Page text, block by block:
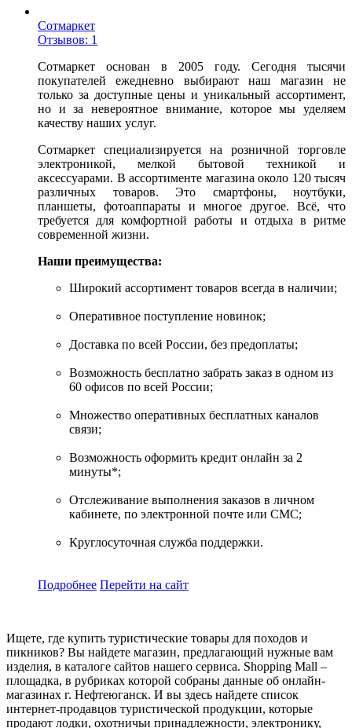
Сотмаркет
Отзывов: 1
Сотмаркет основан в 2005 году. Сегодня тысячи
покупателей ежедневно выбирают наш магазин не
только за доступные цены и уникальный ассортимент,
но и за невероятное внимание, которое мы уделяем
качеству наших услуг.
Сотмаркет специализируется на розничной торговле
электроникой, мелкой бытовой техникой и
аксессуарами. В ассортименте магазина около 120 тысяч
различных товаров. Это смартфоны, ноутбуки,
планшеты, фотоаппараты и многое другое. Всё, что
требуется для комфортной работы и отдыха в ритме
современной жизни.
Наши преимущества:
Широкий ассортимент товаров всегда в наличии;
Оперативное поступление новинок;
Доставка по всей России, без предоплаты;
Возможность бесплатно забрать заказ в одном из
60 офисов по всей России;
Множество оперативных бесплатных каналов
связи;
Возможность оформить кредит онлайн за 2
минуты*;
Отслеживание выполнения заказов в личном
кабинете, по электронной почте или СМС;
Круглосуточная служба поддержки.
Подробнее Перейти на сайт
Ищете, где купить туристические товары для походов и
пикников? Вы найдете магазин, предлагающий нужные вам
изделия, в каталоге сайтов нашего сервиса. Shopping Mall –
площадка, в рубриках которой собраны данные об онлайн-
магазинах г. Нефтеюганск. И вы здесь найдете список
интернет-продавцов туристической продукции, которые
продают лодки, охотничьи принадлежности, электронику,